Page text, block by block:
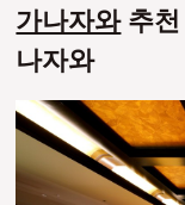
가나자와추천
나자와